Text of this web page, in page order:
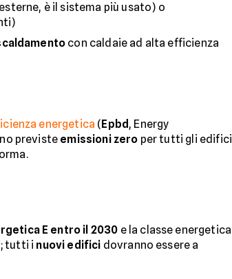
è il sistema più usato) o
con caldaie ad alta efficienza
energetica (Epbd , Energy
previste emissioni zero per tutti gli edifici
E entro il 2030 e la classe energetica
tutti i nuovi edifici dovranno essere a